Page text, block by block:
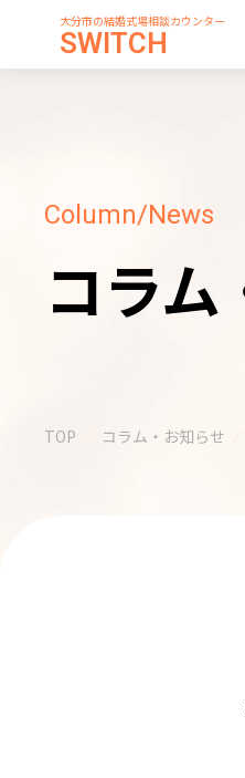
大分市の結婚式場相談カウンター
SWITCH
Column/News
コラ
TOP コラム・お知らせ